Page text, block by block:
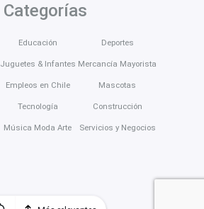
Categorías
Educación
Juguetes & Infantes
Empleos en Chile
Tecnología
Música Moda Arte
Deportes
Mercancía Mayorista
Mascotas
Construcción
Servicios y Negocios